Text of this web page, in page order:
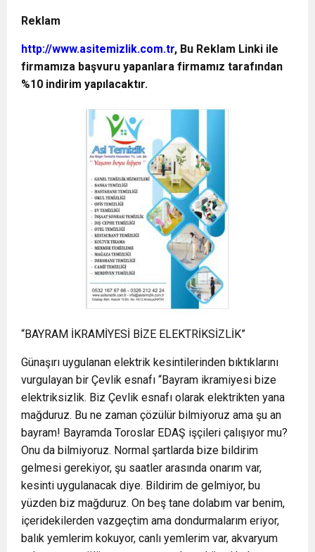
Reklam
http://www.asitemizlik.com.tr, Bu Reklam Linki ile
firmamıza başvuru yapanlara firmamız tarafından
%10 indirim yapılacaktır.
“BAYRAM İKRAMİYESİ BİZE ELEKTRİKSİZLİK”
Günaşırı uygulanan elektrik kesintilerinden bıktıklarını
vurgulayan bir Çevlik esnafı “Bayram ikramiyesi bize
elektriksizlik. Biz Çevlik esnafı olarak elektrikten yana
mağduruz. Bu ne zaman çözülür bilmiyoruz ama şu an
bayram! Bayramda Toroslar EDAŞ işçileri çalışıyor mu?
Onu da bilmiyoruz. Normal şartlarda bize bildirim
gelmesi gerekiyor, şu saatler arasında onarım var,
kesinti uygulanacak diye. Bildirim de gelmiyor, bu
yüzden biz mağduruz. On beş tane dolabım var benim,
içeridekilerden vazgeçtim ama dondurmalarım eriyor,
balık yemlerim kokuyor, canlı yemlerim var, akvaryum